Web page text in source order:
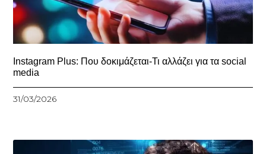
Instagram Plus: Που δοκιμάζεται-Τι αλλάζει για τα social
media
31/03/2026